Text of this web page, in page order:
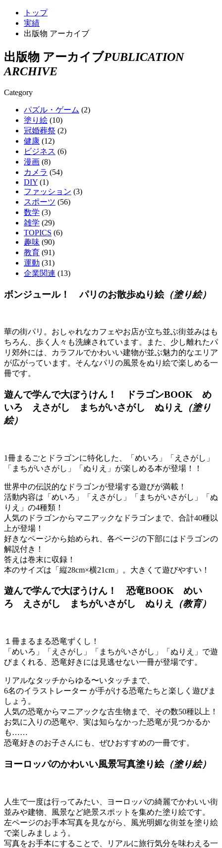
トップ
実績
出版物 アーカイブ
出版物 アーカイブPUBLICATION
ARCHIVE
Category
パズル・ゲーム (2)
塗り絵 (10)
冠婚葬祭 (2)
健康 (12)
ビジネス (6)
漫画 (8)
カメラ (54)
DIY (1)
ファッション (3)
スポーツ (56)
数学 (3)
雑学 (29)
TOPICS (6)
趣味 (90)
教育 (91)
運動 (31)
企業関連 (13)
ボンジュール！ パリのお散歩ぬり絵（塗り絵）
華の街パリ。おしゃれなカフェやお店が立ち並ぶ街並みはも
ちろん、歩く人々も洗練されています。また、少し離れたパ
リ郊外には、カラフルでかわいい建物が並ぶ魅力的なエリア
が広がっています。そんなパリの風景をぬり絵で楽しめる一
冊です。
遊んで学んで大ぼうけん！ ドラゴンBOOK め
いろ えさがし まちがいさがし ぬりえ
（塗り
絵）
1冊まるごとドラゴンに特化した、「めいろ」「えさがし」
「まちがいさがし」「ぬりえ」が楽しめる本が登場！！
世界中の伝説的なドラゴンが登場する遊びが満載！
活動内容は「めいろ」「えさがし」「まちがいさがし」「ぬ
りえ」の4種類！
人気のドラゴンからマニアックなドラゴンまで、合計40種以
上が登場！
好きなページから始められ、各ページの下部にはドラゴンの
解説付き！
答えは巻末に収録！
本のサイズは「縦28cm×横21cm」。大きくて遊びやすい！
遊んで学んで大ぼうけん！ 恐竜BOOK めい
ろ えさがし まちがいさがし ぬりえ
（教育）
１冊まるまる恐竜ずくし！
「めいろ」「えさがし」「まちがいさがし」「ぬりえ」で遊
びまくれる、恐竜好きには見逃せない一冊が登場です。
リアルなタッチからゆる〜いタッチまで、
6名のイラストレーター が手がける恐竜たちと楽しく遊びま
しょう。
人気の恐竜からマニアックな古生物まで、その数50種以上！
お気に入りの恐竜や、実は知らなかった恐竜が見つかるか
も……
恐竜好きのお子さんにも、ぜひおすすめの一冊です。
ヨーロッパのかわいい風景写真塗り絵（塗り絵）
人生で一度は行ってみたい、ヨーロッパの綺麗でかわいい街
並みや建物、風景など絶景スポットを集めた塗り絵です。
左ページのお手本写真を見ながら、風光明媚な街並を塗り絵
で楽しみましょう。
写真をお手本にすることで、リアルに旅行気分を味わえる一